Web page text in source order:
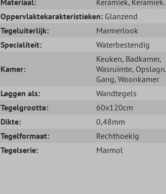
Oppervlaktekarakteristieken: Glanzend
Tegeluiterlijk:
Marmerlook
Specialiteit:
Waterbestendig
Kamer:
Keuken, Badkamer,
Wasruimte,
Gang, Woonkamer
Leggen als:
Wandtegels
Tegelgrootte:
60x120cm
Dikte:
0,48mm
Tegelformaat:
Rechthoekig
Tegelserie:
Marmol